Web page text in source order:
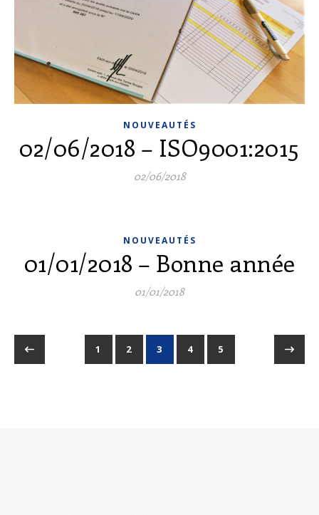
NOUVEAUTÉS
02/06/2018 – ISO9001:2015
02/06/2018
NOUVEAUTÉS
01/01/2018 – Bonne année
01/01/2018
1 2 3 4 5